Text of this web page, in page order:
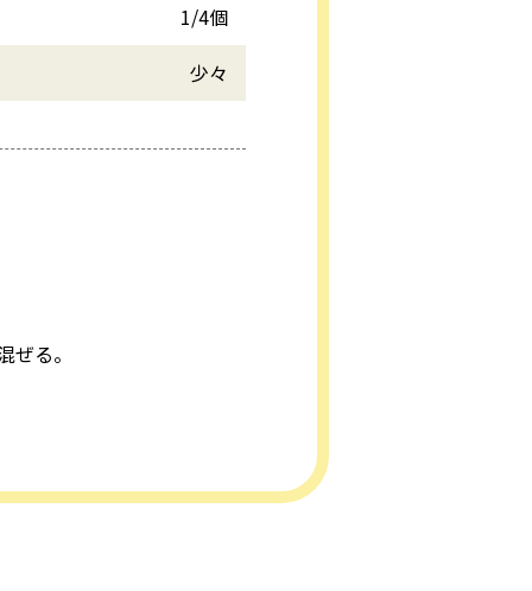
1/4個
少々
る。